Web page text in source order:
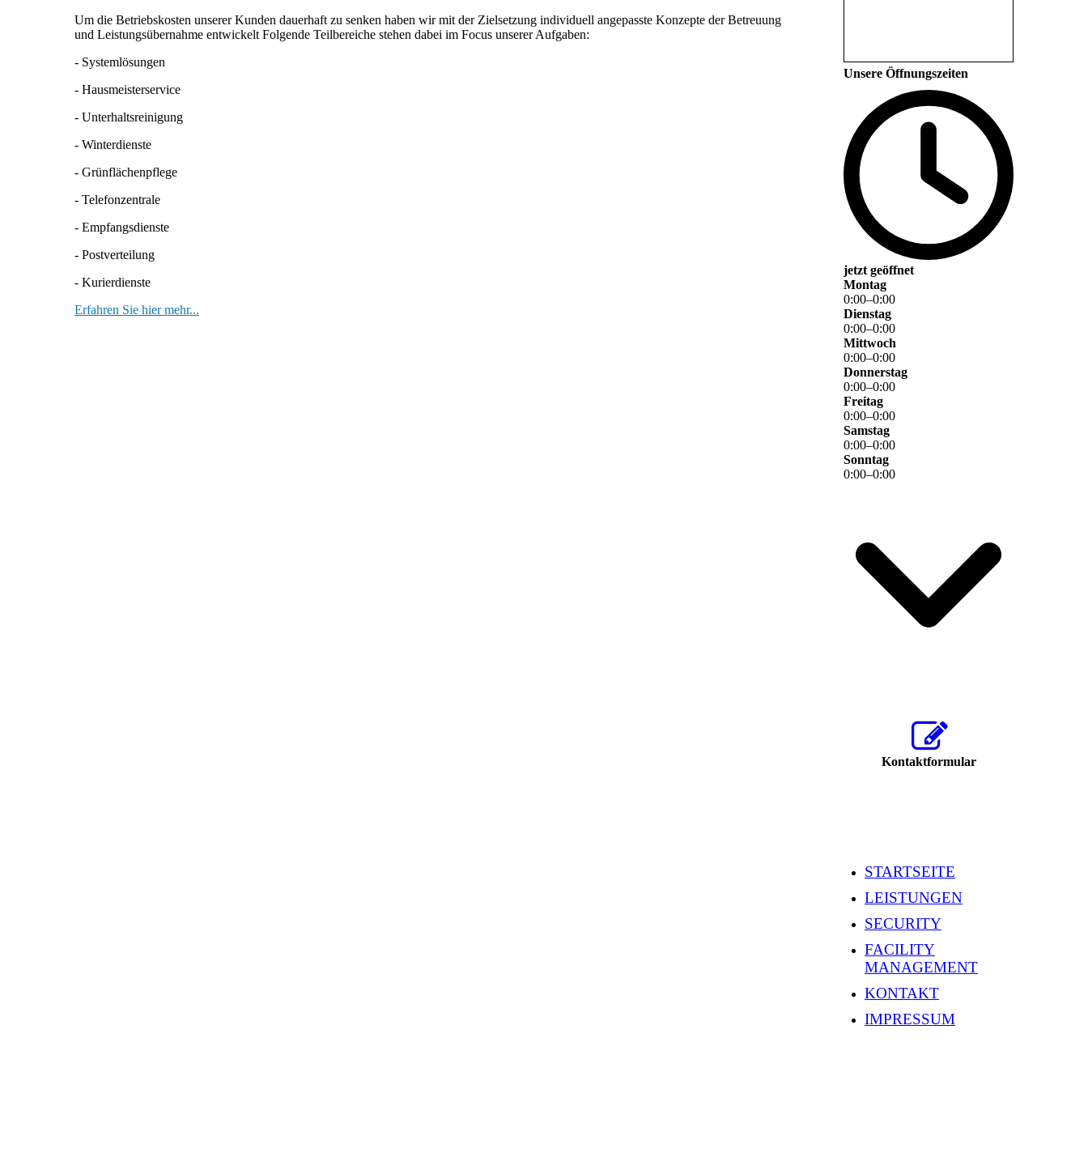
Um die Betriebskosten unserer Kunden dauerhaft zu senken haben wir mit der Zielsetzung individuell angepasste Konzepte der Betreuung
und Leistungsübernahme entwickelt Folgende Teilbereiche stehen dabei im Focus unserer Aufgaben:
- Systemlösungen
- Hausmeisterservice
- Unterhaltsreinigung
- Winterdienste
- Grünflächenpflege
- Telefonzentrale
- Empfangsdienste
- Postverteilung
- Kurierdienste
Erfahren Sie hier mehr...
Unsere Öffnungszeiten
jetzt geöffnet
Montag
0:00–0:00
Dienstag
0:00–0:00
Mittwoch
0:00–0:00
Donnerstag
0:00–0:00
Freitag
0:00–0:00
Samstag
0:00–0:00
Sonntag
0:00–0:00
Kontaktformular
STARTSEITE
LEISTUNGEN
SECURITY
FACILITY
MANAGEMENT
KONTAKT
IMPRESSUM